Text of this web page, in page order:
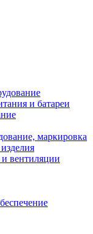
и батареи
маркировка
вентиляции